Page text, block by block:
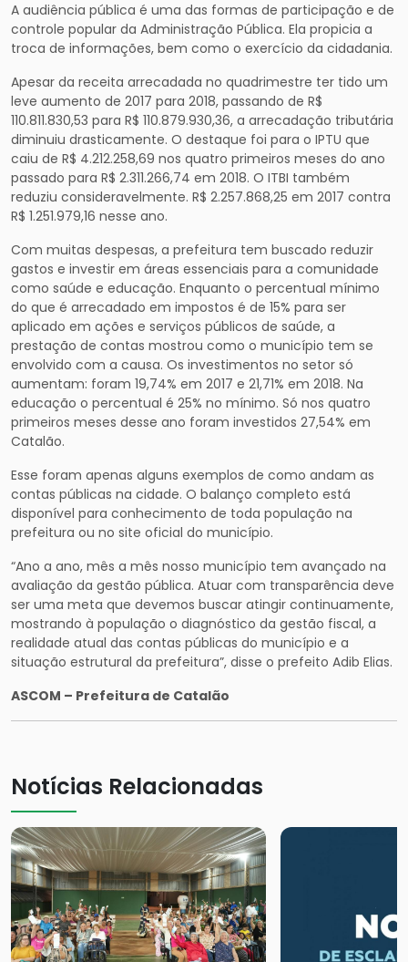
A audiência pública é uma das formas de participação e de
controle popular da Administração Pública. Ela propicia a
troca de informações, bem como o exercício da cidadania.
Apesar da receita arrecadada no quadrimestre ter tido um
leve aumento de 2017 para 2018, passando de R$
110.811.830,53 para R$ 110.879.930,36, a arrecadação tributária
diminuiu drasticamente. O destaque foi para o IPTU que
caiu de R$ 4.212.258,69 nos quatro primeiros meses do ano
passado para R$ 2.311.266,74 em 2018. O ITBI também
reduziu consideravelmente. R$ 2.257.868,25 em 2017 contra
R$ 1.251.979,16 nesse ano.
Com muitas despesas, a prefeitura tem buscado reduzir
gastos e investir em áreas essenciais para a comunidade
como saúde e educação. Enquanto o percentual mínimo
do que é arrecadado em impostos é de 15% para ser
aplicado em ações e serviços públicos de saúde, a
prestação de contas mostrou como o município tem se
envolvido com a causa. Os investimentos no setor só
aumentam: foram 19,74% em 2017 e 21,71% em 2018. Na
educação o percentual é 25% no mínimo. Só nos quatro
primeiros meses desse ano foram investidos 27,54% em
Catalão.
Esse foram apenas alguns exemplos de como andam as
contas públicas na cidade. O balanço completo está
disponível para conhecimento de toda população na
prefeitura ou no site oficial do município.
“Ano a ano, mês a mês nosso município tem avançado na
avaliação da gestão pública. Atuar com transparência deve
ser uma meta que devemos buscar atingir continuamente,
mostrando à população o diagnóstico da gestão fiscal, a
realidade atual das contas públicas do município e a
situação estrutural da prefeitura”, disse o prefeito Adib Elias.
ASCOM – Prefeitura de Catalão
Notícias Relacionadas